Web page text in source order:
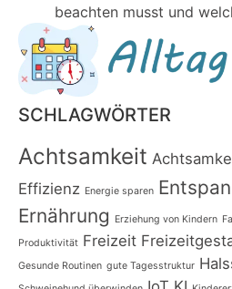
beachten musst und
SCHLAGWÖRTER
Achtsamkeit
Effizienz Energie sparen
Ernährung Erziehung von Kindern
Produktivität Freizeit
Gesunde Routinen gute Tagesstruktur